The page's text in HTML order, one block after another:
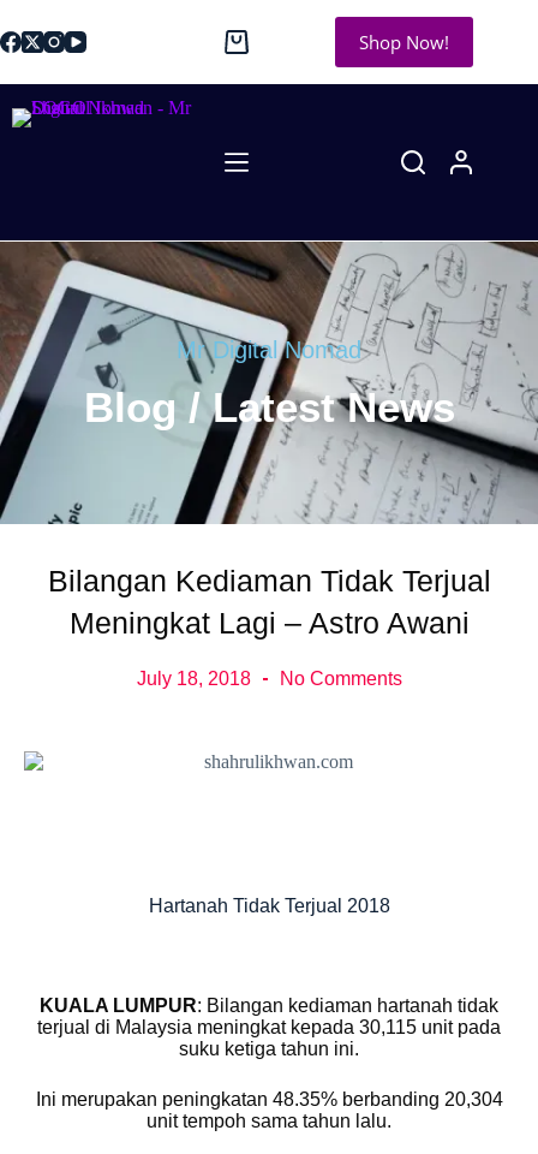
Shop Now!
Mr Digital Nomad
Blog / Latest News
Bilangan Kediaman Tidak Terjual
Meningkat Lagi – Astro Awani
July 18, 2018 No Comments
Hartanah Tidak Terjual 2018
KUALA LUMPUR: Bilangan kediaman hartanah tidak
terjual di Malaysia meningkat kepada 30,115 unit pada
suku ketiga tahun ini.
Ini merupakan peningkatan 48.35% berbanding 20,304
unit tempoh sama tahun lalu.